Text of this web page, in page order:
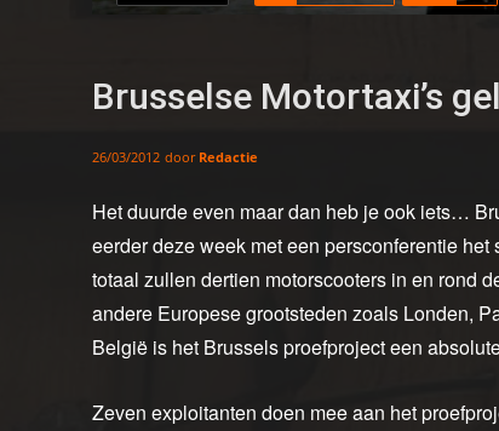
Brusselse Motortaxi’s
26/03/2012 door Redactie
Het duurde even maar dan heb je ook iets…
eerder deze week met een persconferentie het
totaal zullen dertien motorscooters in en rond
andere Europese grootsteden zoals Londen,
België is het Brussels proefproject een
Zeven exploitanten doen mee aan het